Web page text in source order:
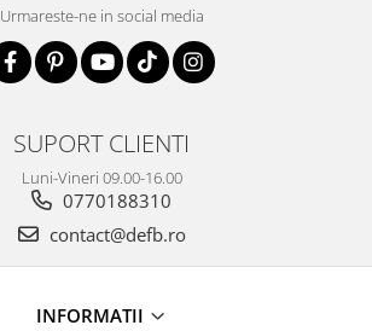
Urmareste-ne in social media
SUPORT CLIENTI
Luni-Vineri 09.00-16.00
0770188310
contact@defb.ro
INFORMATII